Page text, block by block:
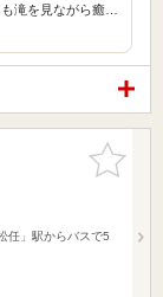
滝を見ながら癒…
お気に入
りに追加
任」駅からバスで5